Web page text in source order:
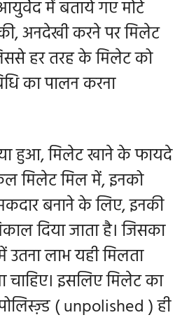
में बताये गए मोटे
अनदेखी करने पर मिलेट
हर तरह के मिलेट को
का पालन करना
हुआ, मिलेट खाने के फायदे
मिलेट मिल में, इनको
बनाने के लिए, इनकी
दिया जाता है। जिसका
लाभ यही मिलता
चाहिए।इसलिए मिलेट का
( unpolished ) ही